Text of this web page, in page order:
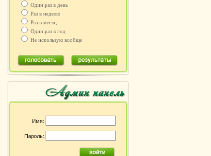
Один раз в день
Раз в неделю
Раз в месяц
Один раз в год
Не использую вообще
Имя:
Пароль: